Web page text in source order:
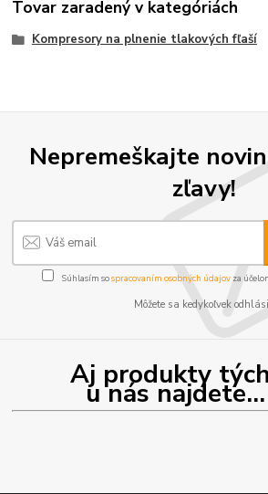
Tovar zaradený v kategóriách
Kompresory na plnenie tlakových fľaší
Nepremeškajte
zľavy!
Súhlasím sospracovaním osobných údajov za
Môžete sa kedykoľvek
Aj produkty
u nás najdete...